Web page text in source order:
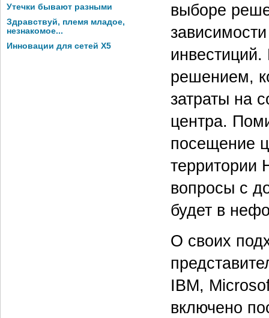
Утечки бывают разными
Здравствуй, племя младое,
незнакомое...
Инновации для сетей X5
выборе
решением,
затраты на
центра.
посещение
территории
вопросы с
будет в
О своих
IBM,
включено